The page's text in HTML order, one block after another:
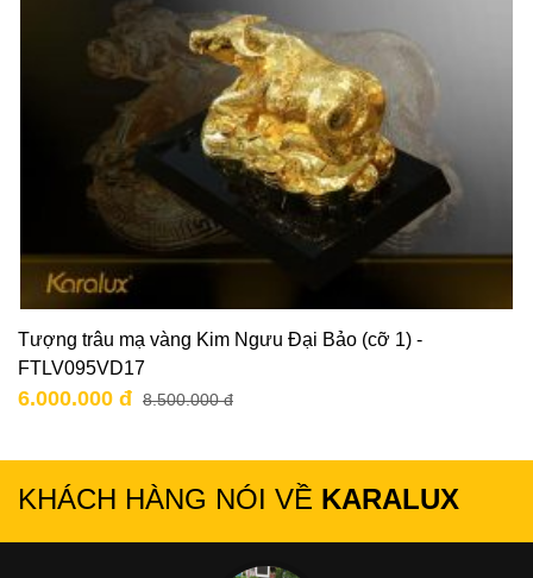
Tượng trâu mạ vàng Kim Ngưu Đại Bảo (cỡ 1) -
FTLV095VD17
6.000.000 đ 8.500.000 đ
KHÁCH HÀNG NÓI VỀ KARALUX